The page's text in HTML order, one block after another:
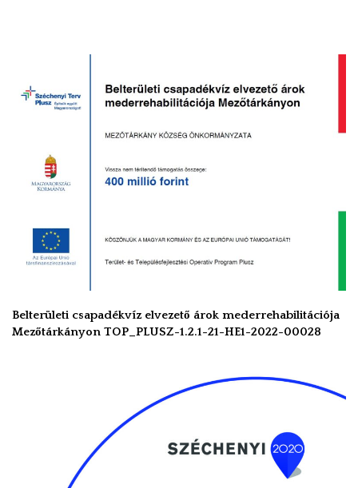
Belterületi csapadékvíz elvezető árok mederrehabilitációja
Mezőtárkányon TOP_PLUSZ-1.2.1-21-HE1-2022-00028